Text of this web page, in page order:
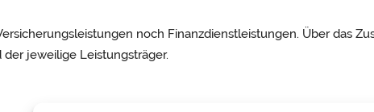
noch Finanzdienstleistungen. Über das
jeweilige Leistungsträger.